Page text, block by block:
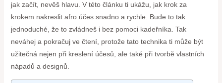
jak začít, nevěš hlavu. V této článku ti ukážu, jak krok za
krokem nakreslit afro účes snadno a rychle. Bude to tak
jednoduché, že to zvládneš i bez pomoci kadeřníka. Tak
neváhej a pokračuj ve čtení, protože tato technika ti může být
užitečná nejen při kreslení účesů, ale také při tvorbě vlastních
nápadů a designů.